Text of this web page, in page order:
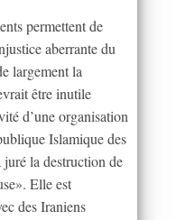
permettent de
aberrante du
largement la
être inutile
d’une organisation
Islamique des
la destruction de
Elle est
des Iraniens